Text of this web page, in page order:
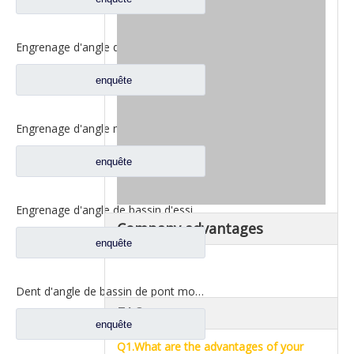
enquête
enquête
Engrenage d'angle de bassin d'essieu arrière pour pièces de rechange de camion Sinotruk Steyr 199012320177
enquête
Dent d'angle de bassin de pont moyen pour pièces de rechange AZ9981320154 de camion de Sinotruk Howo AC16
enquête
Company advantages
FAQ
Q1.What are the advantages of your